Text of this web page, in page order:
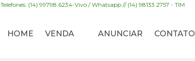
Telefones: (14) 99798.6234-Vivo / Whatsapp // (14) 98133 2757 - TIM
HOME VENDA ANUNCIAR CONTATO